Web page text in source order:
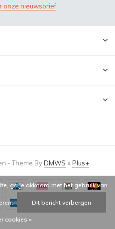
onze nieuwsbrief
- Theme ByDMWS xPlus+
ga je akkoord met het gebruik van
Dit bericht verbergen
cookies »